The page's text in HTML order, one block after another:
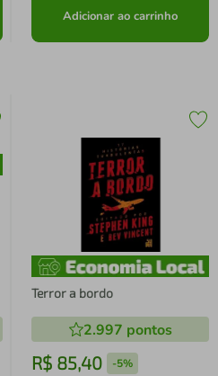
Adicionar ao carrinho
Terror a bordo
2.997 pontos
R$ 85,40 -5%